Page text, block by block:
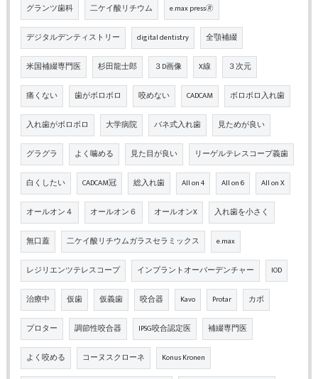
グランツ歯科 二ケイ酸リチウム e.max press🄬
デジタルデンティストリー digital dentistry 全顎補綴
米国補綴専門医 杉田龍士郎 ３D画像 X線 ３次元
痛くない 歯がボロボロ 咬めない CADCAM ボロボロ入れ歯
入れ歯がボロボロ 大学病院 バネ式入れ歯 見ためが良い
グラグラ よく噛める 見た目が良い リーゲルテレスコープ義歯
白くしたい CADCAM冠 総入れ歯 All on 4 All on 6 All on X
オールオン４ オールオン６ オールオンX 入れ歯を小さく
無口蓋 二ケイ酸リチウムガラスセラミックス e.max
レジリエンツテレスコープ インプラントオーバーデンチャー IOD
治療中 仮歯 仮義歯 咬合器 Kavo Protar カボ
プロター 調節性咬合器 IPSG咬合認定医 補綴専門医
よく咬める コーヌスクローネ Konus Kronen